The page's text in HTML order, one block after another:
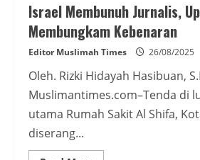
Israel Membunuh Jurnalis,
Membungkam Kebenaran
Editor Muslimah Times 26/08/2025
Oleh. Rizki Hidayah Hasibuan,
Muslimantimes.com–Tenda di
utama Rumah Sakit Al Shifa,
diserang...